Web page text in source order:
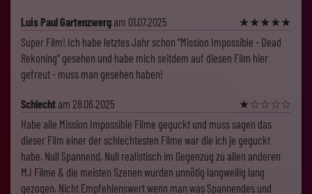
Luis Paul Gartenzwergam 01.07.2025 ★★★★★
Super Film! Ich habe letztes Jahr schon "Mission Impossible - Dead
Rekoning" gesehen und habe mich seitdem auf diesen Film hier
gefreut - muss man gesehen haben!
Schlechtam 28.06.2025 ★☆☆☆☆
Habe alle Mission Impossible Filme geguckt und muss sagen das
dieser Film einer der schlechtesten Filme war die ich je geguckt
habe. Null Spannend, Null realistisch im Gegenzug zu allen anderen
M.I Filme & die meisten Szenen wurden unnötig langweilig lang
gezogen. Nicht Empfehlenswert wenn man was Spannendes und